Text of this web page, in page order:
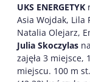
UKS ENERGETYK
Asia Wojdak, Lila
Natalia Olejarz,
Julia Skoczylas
zajęła 3 miejsce,
miejscu. 100 m